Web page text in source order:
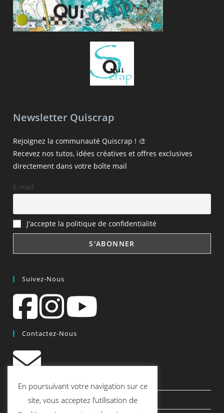
Newsletter Quiscrap
Rejoignez la communauté Quiscrap ! 🎨
Recevez nos tutos, idées créatives et offres exclusives
directement dans votre boîte mail
E-mail
J'accepte la politique de confidentialité
Suivez-Nous
Contactez-Nous
contact@quiscrap.fr
Les Fiches Techniques et les Tutos
En poursuivant votre navigation sur ce
site, vous acceptez l’utilisation de